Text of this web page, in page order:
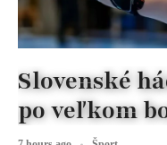
Slovenské
po veľkom